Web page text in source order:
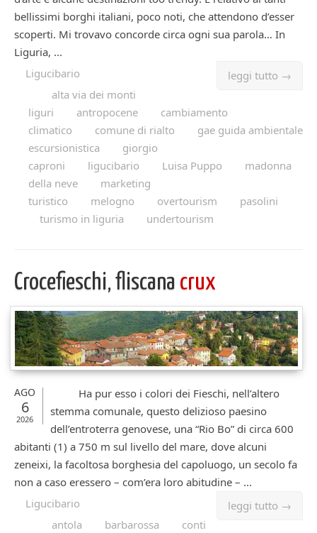
bellissimi borghi italiani, poco noti, che attendono d’esser
scoperti. Mi trovavo concorde circa ogni sua parola… In
Liguria, ...
leggi tutto →
Ligucibario
alta via dei monti
liguri
antropocene
cambiamento
climatico
comune di rialto
gae guida ambientale
escursionistica
giorgio
caproni
ligucibario Luisa Puppo
madonna
della neve
marketing
turistico
melogno overtourism
pasolini
turismo in liguria
undertourism
Crocefieschi, fliscana crux
AGO
6
2026
Ha pur esso i colori dei Fieschi, nell’altero
stemma comunale, questo delizioso paesino
dell’entroterra genovese, una “Rio Bo” di circa 600
abitanti (1) a 750 m sul livello del mare, dove alcuni
zeneixi, la facoltosa borghesia del capoluogo, un secolo fa
non a caso eressero – com’era loro abitudine – ...
leggi tutto →
Ligucibario
antola
barbarossa
conti